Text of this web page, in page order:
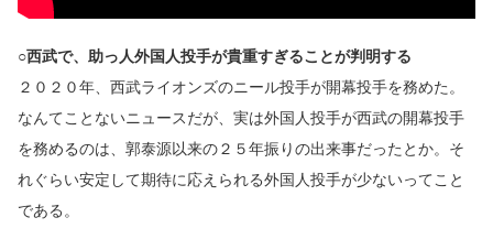
○西武で、助っ人外国人投手が貴重すぎることが判明する
２０２０年、西武ライオンズのニール投手が開幕投手を務めた。
なんてことないニュースだが、実は外国人投手が西武の開幕投手
を務めるのは、郭泰源以来の２５年振りの出来事だったとか。そ
れぐらい安定して期待に応えられる外国人投手が少ないってこと
である。